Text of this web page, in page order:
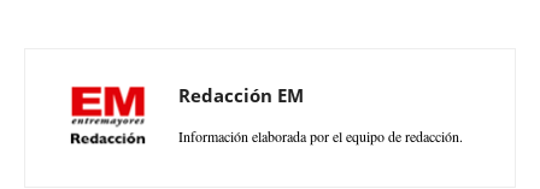
Redacción EM
Información elaborada por el equipo de redacción.